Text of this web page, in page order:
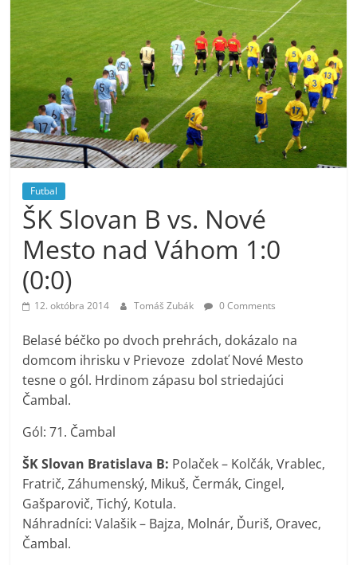
Futbal
ŠK Slovan B vs. Nové
Mesto nad Váhom 1:0
(0:0)
12. októbra 2014 Tomáš Zubák 0 Comments
Belasé béčko po dvoch prehrách, dokázalo na
domcom ihrisku v Prievoze zdolať Nové Mesto
tesne o gól. Hrdinom zápasu bol striedajúci
Čambal.
Gól: 71. Čambal
ŠK Slovan Bratislava B: Polaček – Kolčák, Vrablec,
Fratrič, Záhumenský, Mikuš, Čermák, Cingel,
Gašparovič, Tichý, Kotula.
Náhradníci: Valašik – Bajza, Molnár, Ďuriš, Oravec,
Čambal.